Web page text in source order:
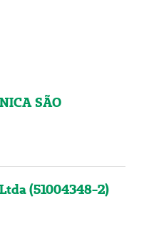
SÃO
(51004348-2)